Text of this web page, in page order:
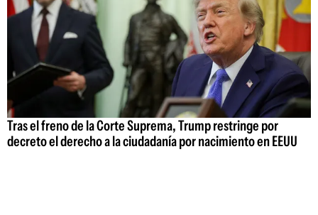
Tras el freno de la Corte Suprema, Trump restringe por
decreto el derecho a la ciudadanía por nacimiento en EEUU